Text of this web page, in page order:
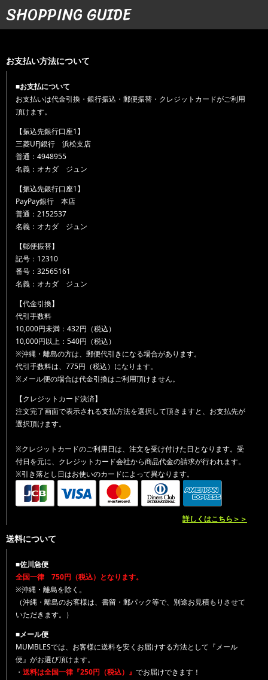
SHOPPING GUIDE
お支払い方法について
■お支払について
お支払いは代金引換・銀行振込・郵便振替・クレジットカードがご利用
頂けます。
【振込先銀行口座1】
三菱UFJ銀行 浜松支店
普通：4948955
名義：オカダ ジュン
【振込先銀行口座1】
PayPay銀行 本店
普通：2152537
名義：オカダ ジュン
【郵便振替】
記号：12310
番号：32565161
名義：オカダ ジュン
【代金引換】
代引手数料
10,000円未満：432円（税込）
10,000円以上：540円（税込）
※沖縄・離島の方は、郵便代引きになる場合があります。
代引手数料は、775円（税込）になります。
※メール便の場合は代金引換はご利用頂けません。
【クレジットカード決済】
注文完了画面で表示される支払方法を選択して頂きますと、お支払先が
選択頂けます。
※クレジットカードのご利用日は、注文を受け付けた日となります。受
付日を元に、クレジットカード会社から商品代金の請求が行われます。
※引き落とし日はお使いのカードによって異なります。
詳しくはこちら＞＞
送料について
■佐川急便
全国一律 750円（税込）となります。
※沖縄・離島を除く。
（沖縄・離島のお客様は、書留・郵パック等で、別途お見積もりさせて
いただきます。）
■メール便
MUMBLESでは、お客様に送料を安くお届けする方法として『メール
便』がお選び頂けます。
・ 送料は全国一律『250円（税込）』 でお届けできます！